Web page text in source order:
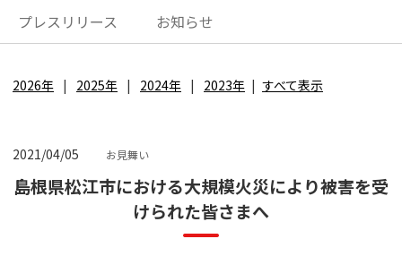
プレスリリース お知らせ
2026年 2025年 2024年 2023年 すべて表示
2021/04/05 お見舞い
島根県松江市における大規模火災により被害を受
けられた皆さまへ